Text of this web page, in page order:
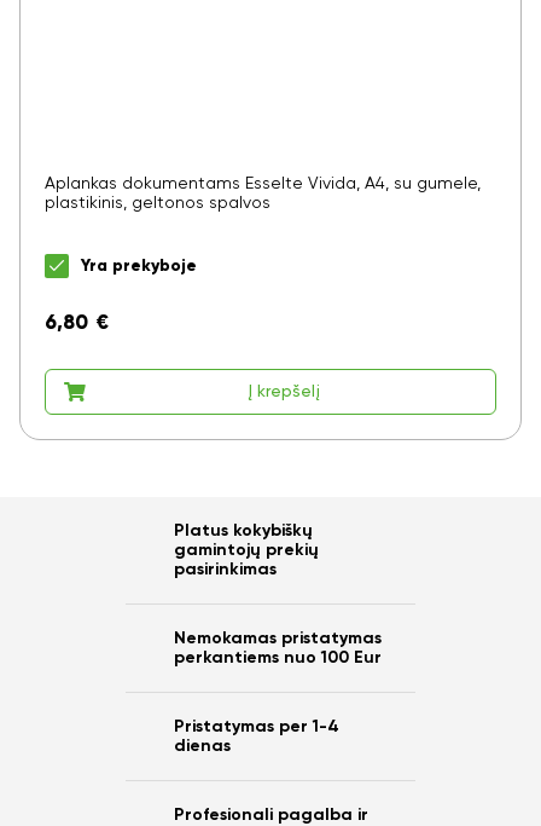
Aplankas dokumentams Esselte Vivida, A4, su gumele,
plastikinis, geltonos spalvos
Yra prekyboje
6,80 €
Į krepšelį
Platus kokybiškų
gamintojų prekių
pasirinkimas
Nemokamas pristatymas
perkantiems nuo 100 Eur
Pristatymas per 1-4
dienas
Profesionali pagalba ir
Ar norite sutaupyti
10%
nuo savo užsakymo?